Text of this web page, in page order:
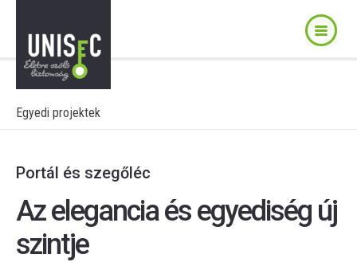
Egyedi projektek
Portál és szegőléc
Az elegancia és egyediség új
szintje